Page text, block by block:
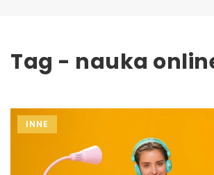
Tag - nauka
INNE